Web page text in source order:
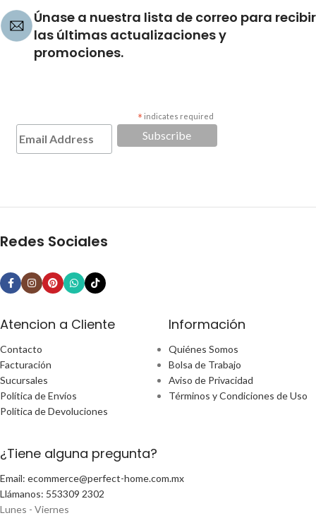
Únase a nuestra lista de correo para recibir
las últimas actualizaciones y
promociones.
* indicates required
Redes Sociales
Atencion a Cliente
Contacto
Facturación
Sucursales
Política de Envíos
Política de Devoluciones
Información
Quiénes Somos
Bolsa de Trabajo
Aviso de Privacidad
Términos y Condiciones de Uso
¿Tiene alguna pregunta?
Email: ecommerce@perfect-home.com.mx
Llámanos: 553309 2302
Lunes - Viernes